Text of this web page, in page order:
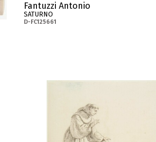
Fantuzzi Antonio
SATURNO
D-FC125661